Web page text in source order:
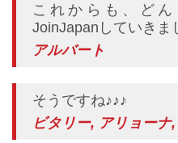
これからも、ど
JoinJapanしていきま
アルバート
そうですね♪♪♪
ビタリー, アリョーナ